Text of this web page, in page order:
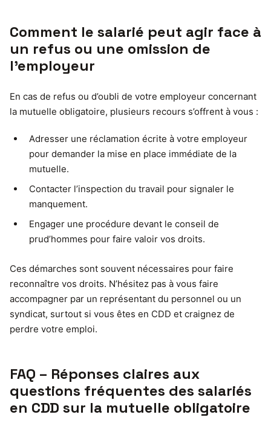
Comment le salarié peut agir face à
un refus ou une omission de
l’employeur
En cas de refus ou d’oubli de votre employeur concernant
la mutuelle obligatoire, plusieurs recours s’offrent à vous :
Adresser une réclamation écrite à votre employeur
pour demander la mise en place immédiate de la
mutuelle.
Contacter l’inspection du travail pour signaler le
manquement.
Engager une procédure devant le conseil de
prud’hommes pour faire valoir vos droits.
Ces démarches sont souvent nécessaires pour faire
reconnaître vos droits. N’hésitez pas à vous faire
accompagner par un représentant du personnel ou un
syndicat, surtout si vous êtes en CDD et craignez de
perdre votre emploi.
FAQ – Réponses claires aux
questions fréquentes des salariés
en CDD sur la mutuelle obligatoire